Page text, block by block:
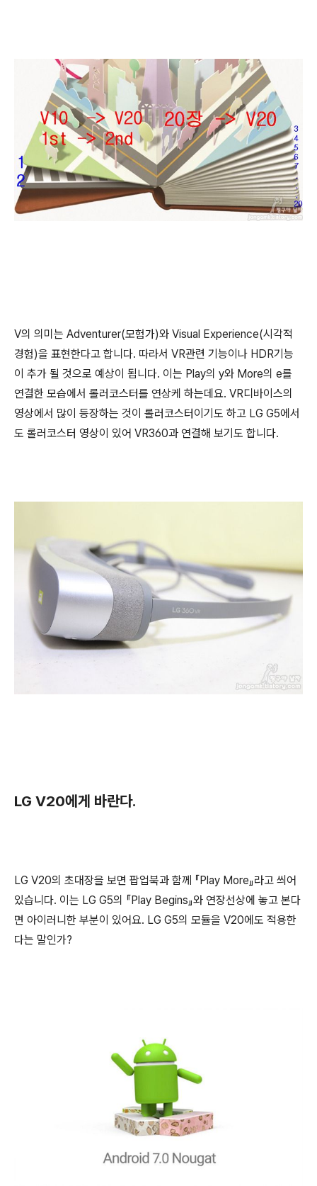
V의 의미는 Adventurer(모험가)와 Visual Experience(시각적
경험)을 표현한다고 합니다. 따라서 VR관련 기능이나 HDR기능
이 추가 될 것으로 예상이 됩니다. 이는 Play의 y와 More의 e를
연결한 모습에서 롤러코스터를 연상케 하는데요. VR디바이스의
영상에서 많이 등장하는 것이 롤러코스터이기도 하고 LG G5에서
도 롤러코스터 영상이 있어 VR360과 연결해 보기도 합니다.
LG V20에게 바란다.
LG V20의 초대장을 보면 팝업북과 함께 『Play More』라고 씌어
있습니다. 이는 LG G5의 『Play Begins』와 연장선상에 놓고 본다
면 아이러니한 부분이 있어요. LG G5의 모듈을 V20에도 적용한
다는 말인가?